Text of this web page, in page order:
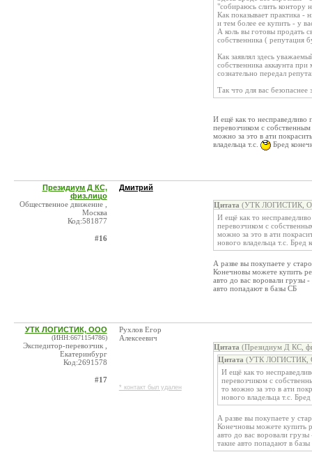
"собираюсь слить контору
Как показывает практика -
и тем более ее купить - у
А коль вы готовы продать
собственника ( репутация
Как заявлял здесь
собственника аккаунта
сознательно передал
Так что для вас
И ещё как то несправедливо
перевозчиком с
можно за это в ати
владельца т.с.
Бред
Президиум Д КС,
физ.лицо
Общественное движение ,
Москва
Код:581877
#16
Дмитрий
Цитата (УТК ЛОГИСТИК,
И ещё как то
перевозчиком с
можно за это в ати
нового владельца т.с. Бред
А разве вы покупаете у
Конечновы можете купить
авто до вас воровали грузы
авто попадают в базы СБ
УТК ЛОГИСТИК, ООО
(ИНН:6671154786)
Экспедитор-перевозчик ,
Екатеринбург
Код:2691578
#17
Рухлов Егор
Алексеевич
* контакт был удален
Цитата (Президиум Д КС,
Цитата (УТК ЛОГИСТИК,
И ещё как то
перевозчиком с
то можно за это в ати
нового владельца т.с.
А разве вы покупаете у
Конечновы можете купить
авто до вас воровали
такие авто попадают в